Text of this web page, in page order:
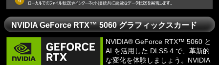
NVIDIA GeForce RTX™ 5060 グラフィックスカード
NVIDIA® GeForce RTX™ 5060 と
AI を活用した DLSS 4 で、革新的
な変化を体験しましょう。NVIDIA